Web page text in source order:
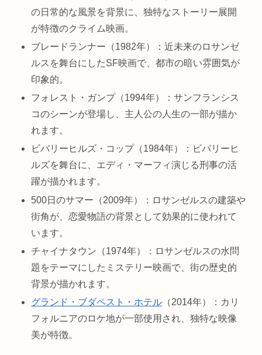
の日常的な風景を背景に、独特なストーリー展開
が特徴のクライム映画。
ブレードランナー（1982年）：近未来のロサンゼ
ルスを舞台にしたSF映画で、都市の暗い雰囲気が
印象的。
フォレスト・ガンプ（1994年）：サンフランシス
コのシーンが登場し、主人公の人生の一部が描か
れます。
ビバリーヒルズ・コップ（1984年）：ビバリーヒ
ルズを舞台に、エディ・マーフィ演じる刑事の活
躍が描かれます。
500日のサマー（2009年）：ロサンゼルスの建築や
街角が、恋愛物語の背景として効果的に使われて
います。
チャイナタウン（1974年）：ロサンゼルスの水問
題をテーマにしたミステリー映画で、街の歴史的
背景が描かれます。
グランド・ブダペスト・ホテル （2014年）：カリ
フォルニアのロケ地が一部使用され、独特な映像
美が特徴。